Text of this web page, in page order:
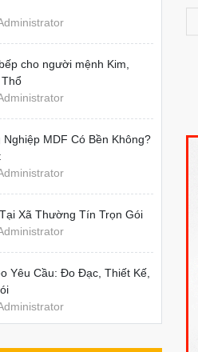
cho người mệnh Kim,
MDF Có Bền Không?
Xã Thường Tín Trọn Gói
Yêu Cầu: Đo Đạc, Thiết Kế,